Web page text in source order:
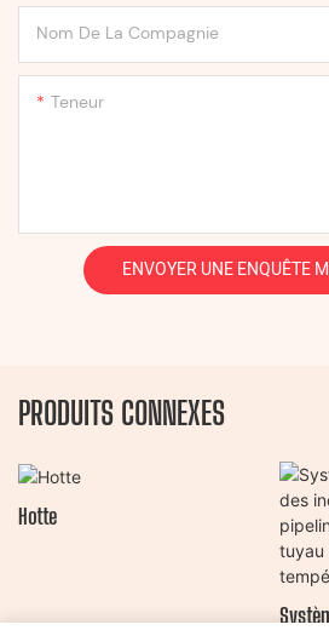
Nom De La Compagnie
Teneur
ENVOYER UNE ENQUÊTE
PRODUITS CONNEXES
Hotte